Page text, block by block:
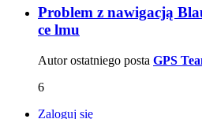
Problem z nawigacją
ce lmu
Autor ostatniego posta GPS
6
Zaloguj się